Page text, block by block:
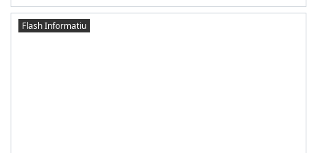
Flash Informatiu